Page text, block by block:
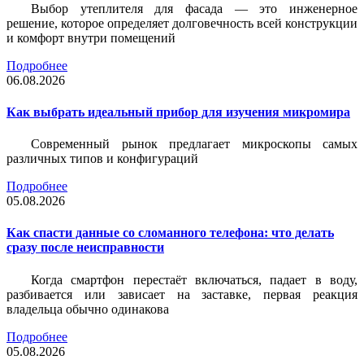
Выбор утеплителя для фасада — это инженерное
решение, которое определяет долговечность всей конструкции
и комфорт внутри помещений
Подробнее
06.08.2026
Как выбрать идеальный прибор для изучения микромира
Современный рынок предлагает микроскопы самых
различных типов и конфигураций
Подробнее
05.08.2026
Как спасти данные со сломанного телефона: что делать
сразу после неисправности
Когда смартфон перестаёт включаться, падает в воду,
разбивается или зависает на заставке, первая реакция
владельца обычно одинакова
Подробнее
05.08.2026